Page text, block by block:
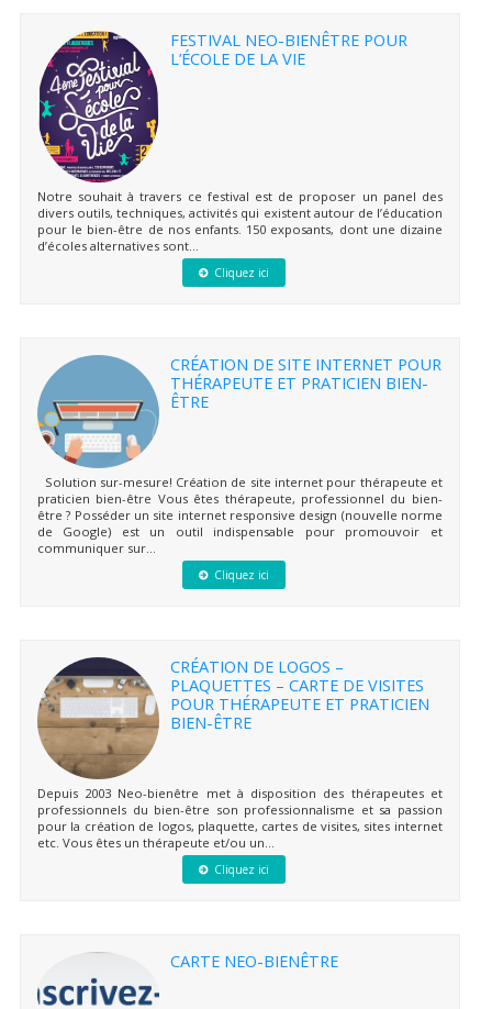
FESTIVAL NEO-BIENÊTRE POUR
L’ÉCOLE DE LA VIE
Notre souhait à travers ce festival est de proposer un panel des
divers outils, techniques, activités qui existent autour de l’éducation
pour le bien-être de nos enfants. 150 exposants, dont une dizaine
d’écoles alternatives sont...
Cliquez ici
CRÉATION DE SITE INTERNET POUR
THÉRAPEUTE ET PRATICIEN BIEN-
ÊTRE
Solution sur-mesure! Création de site internet pour thérapeute et
praticien bien-être Vous êtes thérapeute, professionnel du bien-
être ? Posséder un site internet responsive design (nouvelle norme
de Google) est un outil indispensable pour promouvoir et
communiquer sur...
Cliquez ici
CRÉATION DE LOGOS –
PLAQUETTES – CARTE DE VISITES
POUR THÉRAPEUTE ET PRATICIEN
BIEN-ÊTRE
Depuis 2003 Neo-bienêtre met à disposition des thérapeutes et
professionnels du bien-être son professionnalisme et sa passion
pour la création de logos, plaquette, cartes de visites, sites internet
etc. Vous êtes un thérapeute et/ou un...
Cliquez ici
CARTE NEO-BIENÊTRE